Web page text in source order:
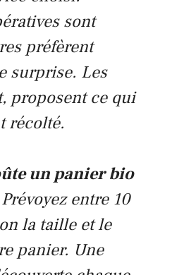
sont
préfèrent
surprise. Les
proposent ce qui
récolté.
un panier bio
entre 10
la taille et le
panier. Une